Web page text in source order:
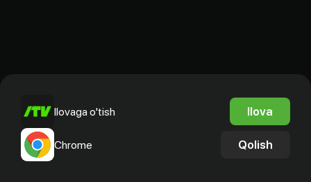
Ilovaga o'tish Ilova
Chrome Qolish